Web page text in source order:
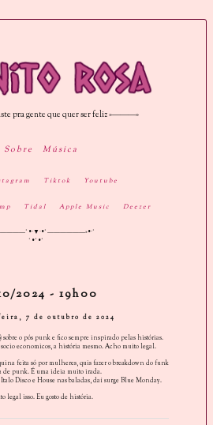
pra gente que quer ser feliz »———»
Sobre Música
Tiktok Youtube
Tidal Apple Music Deezer
˚•˚•˚
2024 - 19h00
7 de outubro de 2024
sobre o pós punk e fico sempre inspirado pelas histórias.
economicos, a história mesmo. Acho muito legal.
feita só por mulheres, quis fazer o breakdown do funk
de punk. É uma ideia muito irada.
Disco e House nas baladas, daí surge Blue Monday.
legal isso. Eu gosto de história.